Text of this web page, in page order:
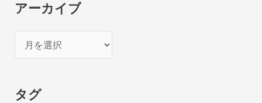
アーカイブ
ー
イ
タグ